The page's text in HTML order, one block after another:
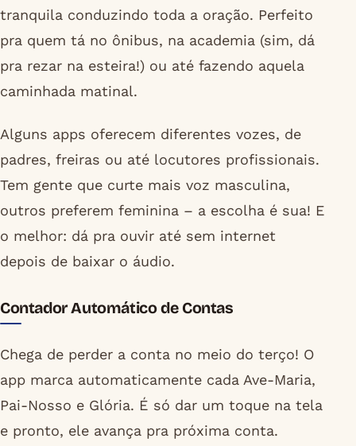
tranquila conduzindo toda a oração. Perfeito
pra quem tá no ônibus, na academia (sim, dá
pra rezar na esteira!) ou até fazendo aquela
caminhada matinal.
Alguns apps oferecem diferentes vozes, de
padres, freiras ou até locutores profissionais.
Tem gente que curte mais voz masculina,
outros preferem feminina – a escolha é sua! E
o melhor: dá pra ouvir até sem internet
depois de baixar o áudio.
Contador Automático de Contas
Chega de perder a conta no meio do terço! O
app marca automaticamente cada Ave-Maria,
Pai-Nosso e Glória. É só dar um toque na tela
e pronto, ele avança pra próxima conta.